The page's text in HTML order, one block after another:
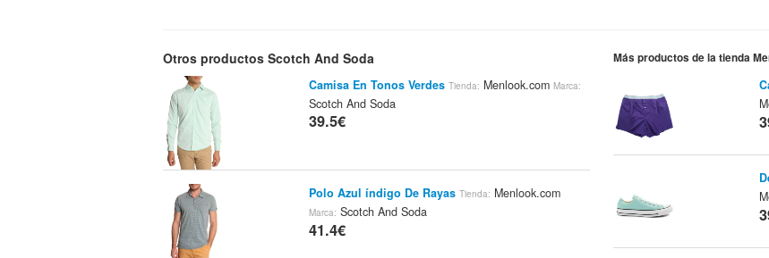
Otros productos Scotch And Soda
Camisa En Tonos Verdes Tienda: Menlook.comMarca:
Scotch And Soda
39.5€
Polo Azul índigo De Rayas Tienda: Menlook.com
Marca: Scotch And Soda
41.4€
Más productos de la tienda